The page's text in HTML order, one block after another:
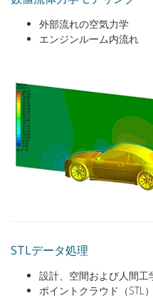
外部流れの空気力学
エンジンルーム内流れ
STLデータ処理
設計、空間および人間工
ポイントクラウド（STL